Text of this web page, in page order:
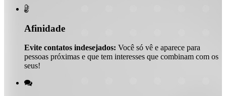

Afinidade
Evite contatos indesejados: Você só vê e aparece para
pessoas próximas e que tem interesses que combinam com os
seus!
